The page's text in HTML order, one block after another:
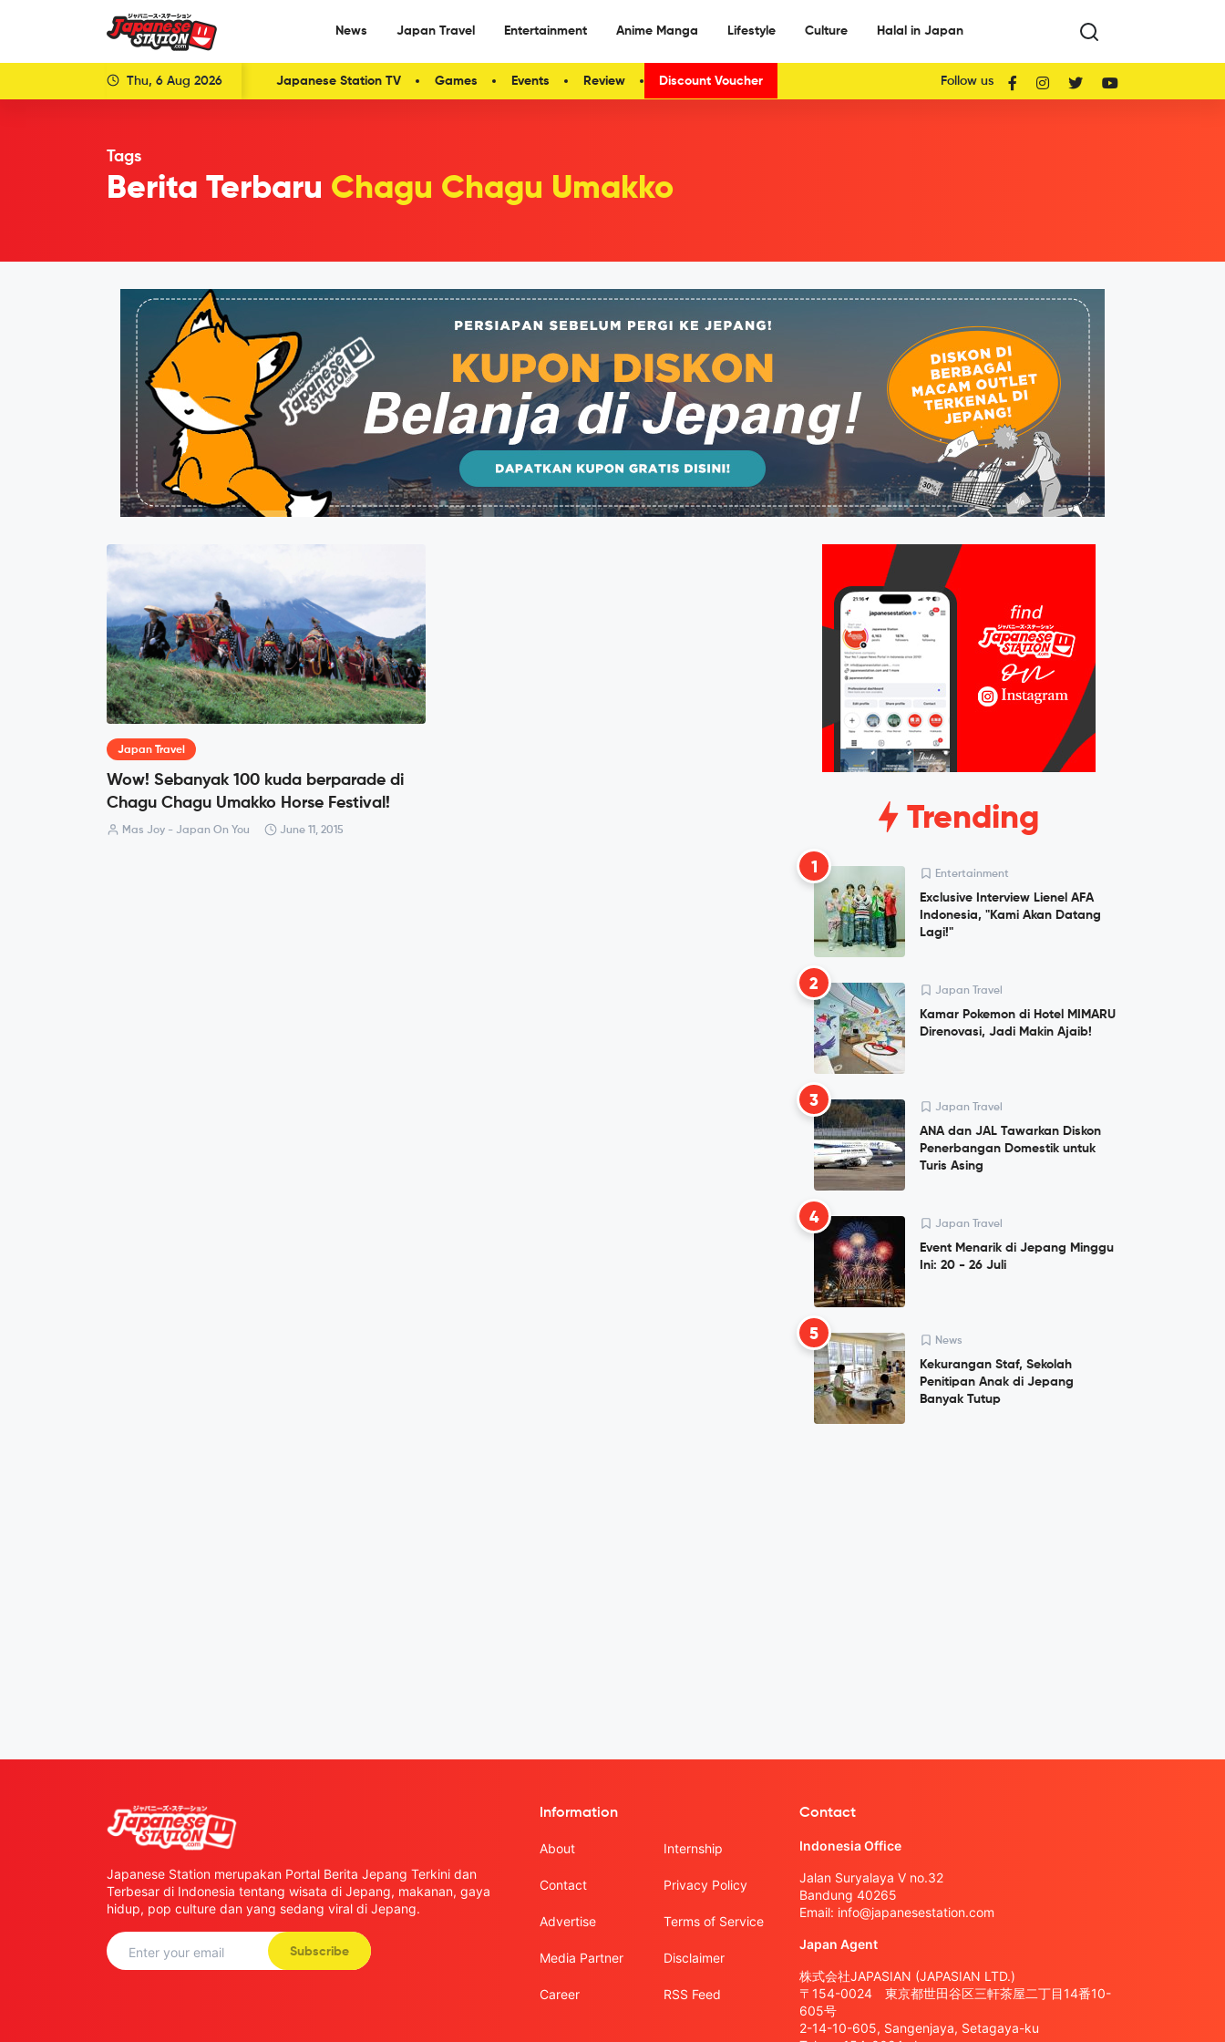
News Japan Travel Entertainment Anime Manga Lifestyle Culture Halal in Japan
Thu, 6 Aug 2026 Japanese Station TV Games Events Review Discount Voucher Follow us
Tags
Berita Terbaru Chagu Chagu Umakko
Japan Travel
Wow! Sebanyak 100 kuda berparade di
Chagu Chagu Umakko Horse Festival!
Mas Joy - Japan On You June 11, 2015 Trending
1 Entertainment
Exclusive Interview Lienel AFA
Indonesia, "Kami Akan Datang
Lagi!"
2 Japan Travel
Kamar Pokemon di Hotel MIMARU
Direnovasi, Jadi Makin Ajaib!
3 Japan Travel
ANA dan JAL Tawarkan Diskon
Penerbangan Domestik untuk
Turis Asing
4 Japan Travel
Event Menarik di Jepang Minggu
Ini: 20 - 26 Juli
5 News
Kekurangan Staf, Sekolah
Penitipan Anak di Jepang
Banyak Tutup
Japanese Station merupakan Portal Berita Jepang Terkini dan
Terbesar di Indonesia tentang wisata di Jepang, makanan, gaya
hidup, pop culture dan yang sedang viral di Jepang.
Subscribe
Information
About
Contact
Advertise
Media Partner
Career
Internship
Privacy Policy
Terms of Service
Disclaimer
RSS Feed
Contact
Indonesia Office
Jalan Suryalaya V no.32
Bandung 40265
Email: info@japanesestation.com
Japan Agent
株式会社JAPASIAN (JAPASIAN LTD.)
〒154-0024 東京都世田谷区三軒茶屋二丁目14番10-
605号
2-14-10-605, Sangenjaya, Setagaya-ku